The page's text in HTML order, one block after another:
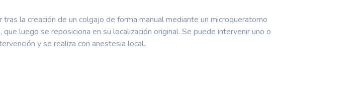
la creación de un colgajo de forma manual mediante un microqueratomo
luego se reposiciona en su localización original. Se puede intervenir uno o
y se realiza con anestesia local.